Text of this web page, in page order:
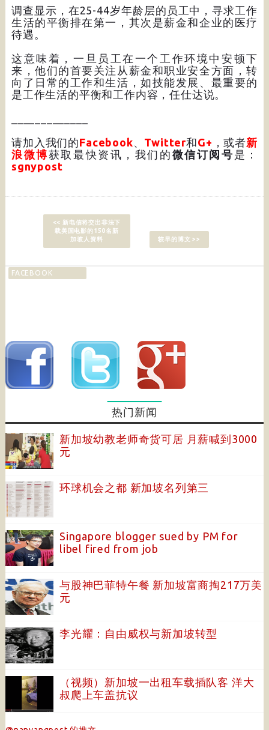
调查显示，在25-44岁年龄层的员工中，寻求工作
生活的平衡排在第一，其次是薪金和企业的医疗
待遇。
这意味着，一旦员工在一个工作环境中安顿下
来，他们的首要关注从薪金和职业安全方面，转
向了日常的工作和生活，如技能发展、最重要的
是工作生活的平衡和工作内容，任仕达说。
请加入我们的Facebook Twitter和G+ ，或者新
浪微博获取最快资讯，我们的 微信订阅号 是：
sgnypost
<< 新电信将交出非法下
载美国电影的150名新
加坡人资料
较早的博文 >>
FACEBOOK
热门新闻
新加坡幼教老师奇货可居 月薪喊到3000
元
环球机会之都 新加坡名列第三
Singapore blogger sued by PM for
libel fired from job
与股神巴菲特午餐 新加坡富商掏217万美
元
李光耀：自由威权与新加坡转型
（视频）新加坡一出租车载插队客 洋大
叔爬上车盖抗议